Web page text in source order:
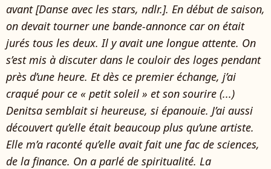
avant [Danse avec les stars, ndlr.]. En début de saison,
on devait tourner une bande-annonce car on était
jurés tous les deux. Il y avait une longue attente. On
s’est mis à discuter dans le couloir des loges pendant
près d’une heure. Et dès ce premier échange, j’ai
craqué pour ce « petit soleil » et son sourire (...)
Denitsa semblait si heureuse, si épanouie. J’ai aussi
découvert qu’elle était beaucoup plus qu’une artiste.
Elle m’a raconté qu’elle avait fait une fac de sciences,
de la finance. On a parlé de spiritualité. La